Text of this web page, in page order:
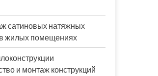
сатиновых натяжных
жилых помещениях
и монтаж конструкций